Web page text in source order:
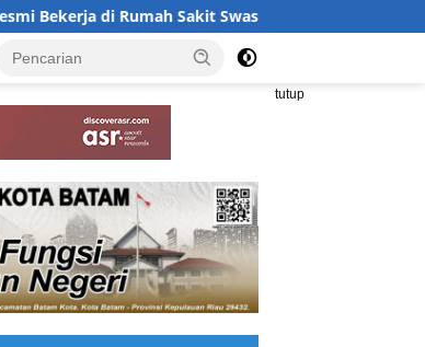
Sakit Swasta Malaysia, Buka Peluang Karier Baru
tutup
<